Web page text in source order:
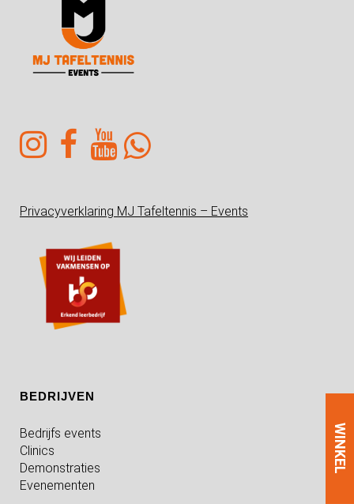
WINKEL
Privacyverklaring MJ Tafeltennis – Events
BEDRIJVEN
Bedrijfs events
Clinics
Demonstraties
Evenementen